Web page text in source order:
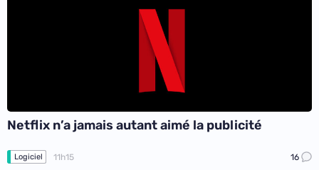
Netflix n’a jamais autant aimé la publicité
Logiciel 11h15 16